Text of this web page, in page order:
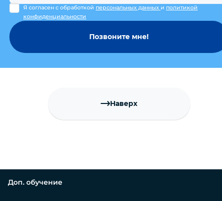
Я согласен с обработкой персональных данных и политикой
конфиденциальности
Позвоните мне!
Наверх
Доп. обучение